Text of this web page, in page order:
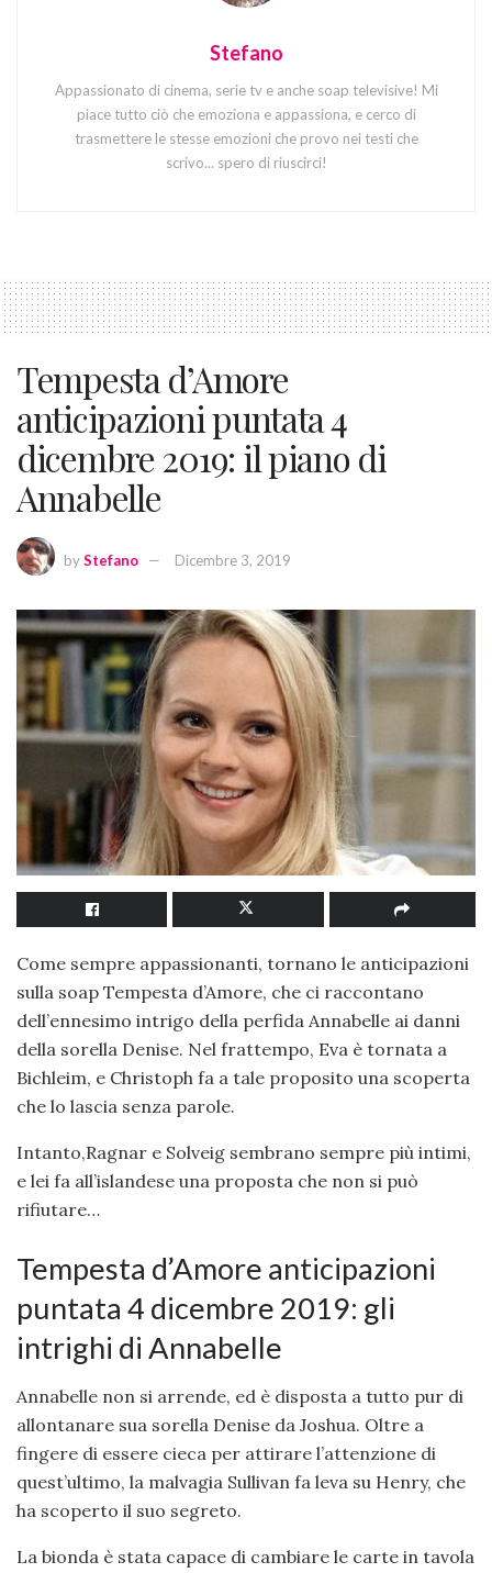
Stefano
Appassionato di cinema, serie tv e anche soap televisive! Mi
piace tutto ciò che emoziona e appassiona, e cerco di
trasmettere le stesse emozioni che provo nei testi che
scrivo... spero di riuscirci!
Tempesta d’Amore
anticipazioni puntata 4
dicembre 2019: il piano di
Annabelle
byStefano Dicembre 3, 2019
Come sempre appassionanti, tornano le anticipazioni
sulla soap Tempesta d’Amore, che ci raccontano
dell’ennesimo intrigo della perfida Annabelle ai danni
della sorella Denise. Nel frattempo, Eva è tornata a
Bichleim, e Christoph fa a tale proposito una scoperta
che lo lascia senza parole.
Intanto,Ragnar e Solveig sembrano sempre più intimi,
e lei fa all’islandese una proposta che non si può
rifiutare…
Tempesta d’Amore anticipazioni
puntata 4 dicembre 2019: gli
intrighi di Annabelle
Annabelle non si arrende, ed è disposta a tutto pur di
allontanare sua sorella Denise da Joshua. Oltre a
fingere di essere cieca per attirare l’attenzione di
quest’ultimo, la malvagia Sullivan fa leva su Henry, che
ha scoperto il suo segreto.
La bionda è stata capace di cambiare le carte in tavola